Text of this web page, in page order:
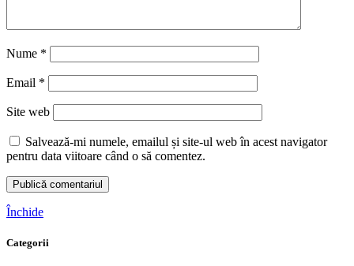
Nume *
Email *
Site web
Salvează-mi numele, emailul și site-ul web în acest navigator
pentru data viitoare când o să comentez.
Închide
Categorii